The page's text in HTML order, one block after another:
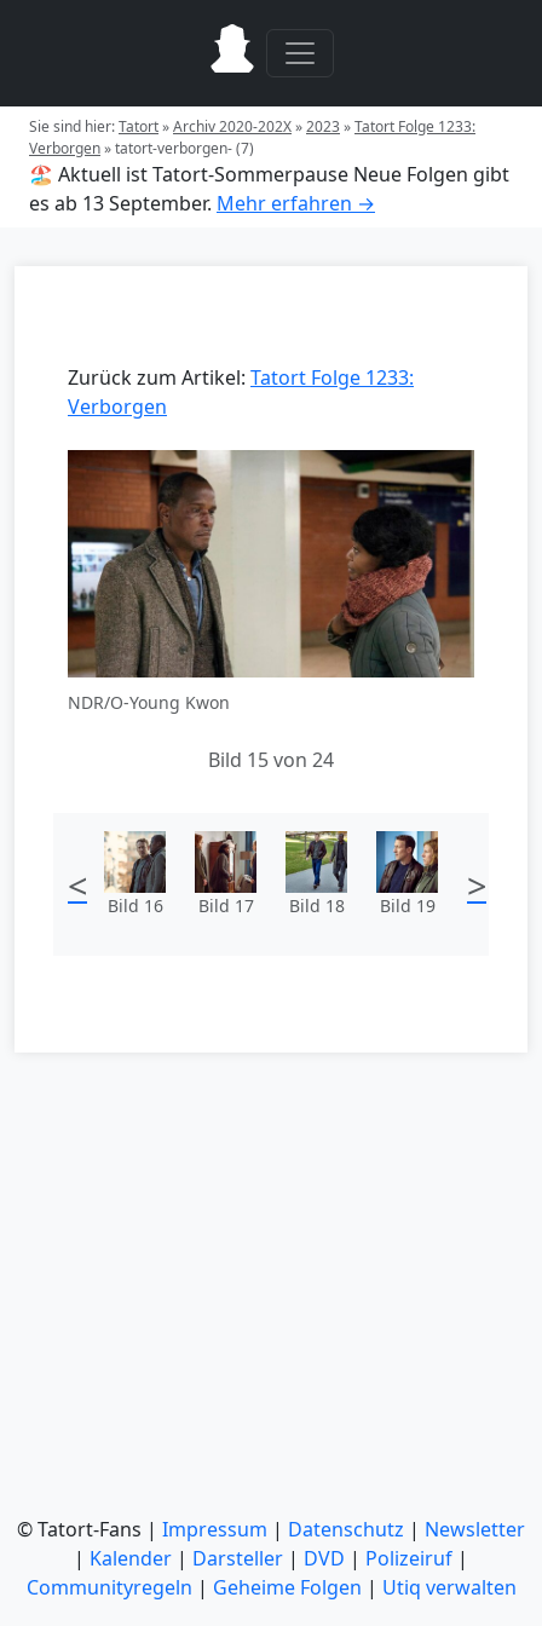
Sie sind hier:Tatort»Archiv 2020-202X»2023»Tatort Folge 1233:
Verborgen»tatort-verborgen- (7)
🏖️ Aktuell ist Tatort-Sommerpause Neue Folgen gibt
es ab 13 September. Mehr erfahren →
Zurück zum Artikel: Tatort Folge 1233:
Verborgen
NDR/O-Young Kwon
Bild 15 von 24
< Bild 16 Bild 17 Bild 18 Bild 19 >
© Tatort-Fans | Impressum | Datenschutz | Newsletter
| Kalender | Darsteller | DVD | Polizeiruf |
Communityregeln | Geheime Folgen | Utiq verwalten